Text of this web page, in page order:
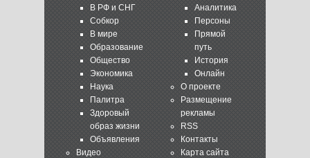
В РФ и СНГ
Собкор
В мире
Образование
Общество
Экономика
Наука
Палитра
Здоровый
образ жизни
Объявления
Видео
Аналитика
Персоны
Прямой
путь
История
Онлайн
О проекте
Размещение
рекламы
RSS
Контакты
Карта сайта